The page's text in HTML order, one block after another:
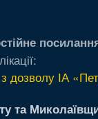
ІА
та